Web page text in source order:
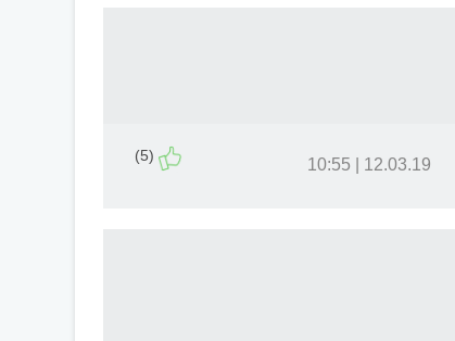
12.03.19 | 10:55
(5)